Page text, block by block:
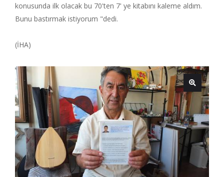
konusunda ilk olacak bu 70'ten 7' ye kitabını kaleme aldım.
Bunu bastırmak istiyorum "dedi.
(İHA)